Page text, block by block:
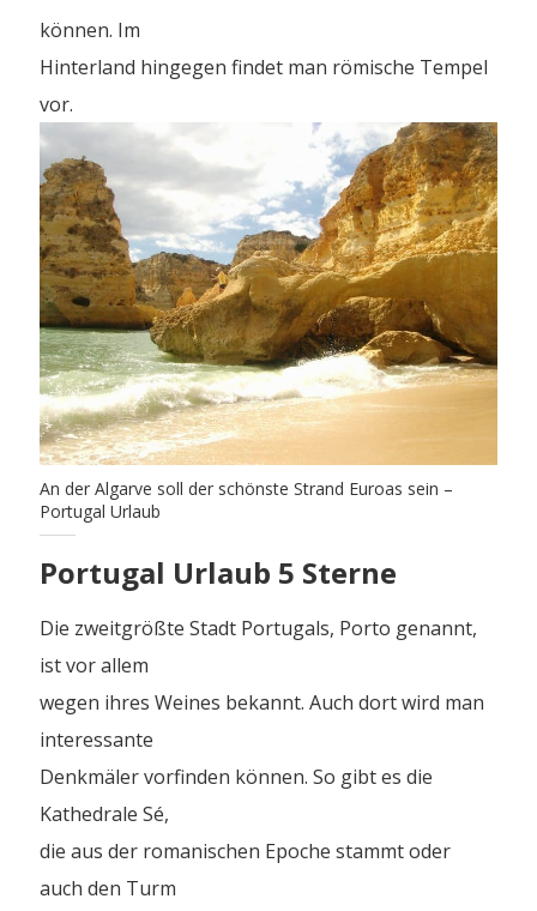
können. Im
Hinterland hingegen findet man römische Tempel
vor.
An der Algarve soll der schönste Strand Euroas sein –
Portugal Urlaub
Portugal Urlaub 5 Sterne
Die zweitgrößte Stadt Portugals, Porto genannt,
ist vor allem
wegen ihres Weines bekannt. Auch dort wird man
interessante
Denkmäler vorfinden können. So gibt es die
Kathedrale Sé,
die aus der romanischen Epoche stammt oder
auch den Turm